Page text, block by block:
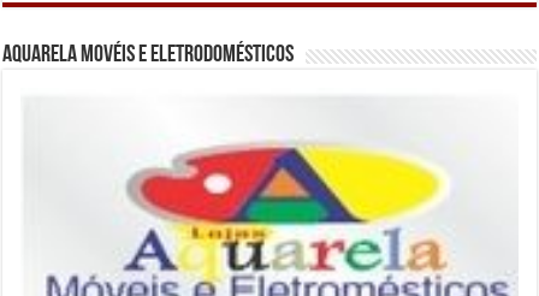
Aquarela Movéis e Eletrodomésticos